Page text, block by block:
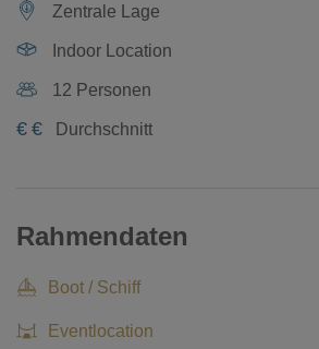
Zentrale Lage
Indoor Location
12 Personen
€ € Durchschnitt
Rahmendaten
Boot / Schiff
Eventlocation